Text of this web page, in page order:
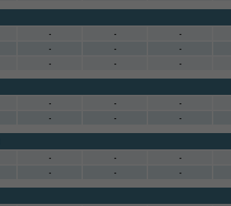
- - -
- - -
- - -
- - -
- - -
- - -
- - -